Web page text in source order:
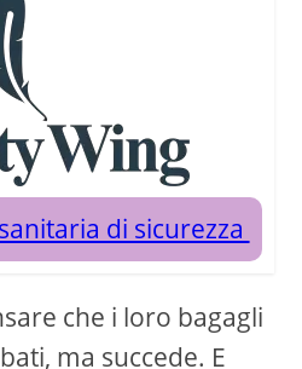
di sicurezza
che i loro bagagli
ma succede. E